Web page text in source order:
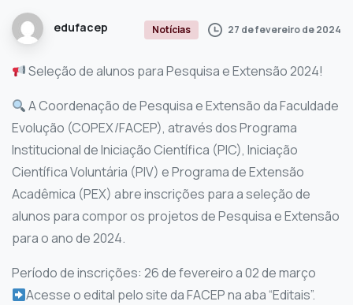
edufacep Notícias 27 de fevereiro de 2024
Seleção de alunos para Pesquisa e Extensão 2024!
A Coordenação de Pesquisa e Extensão da Faculdade
Evolução (COPEX/FACEP), através dos Programa
Institucional de Iniciação Científica (PIC), Iniciação
Científica Voluntária (PIV) e Programa de Extensão
Acadêmica (PEX) abre inscrições para a seleção de
alunos para compor os projetos de Pesquisa e Extensão
para o ano de 2024.
Período de inscrições: 26 de fevereiro a 02 de março
Acesse o edital pelo site da FACEP na aba “Editais”.